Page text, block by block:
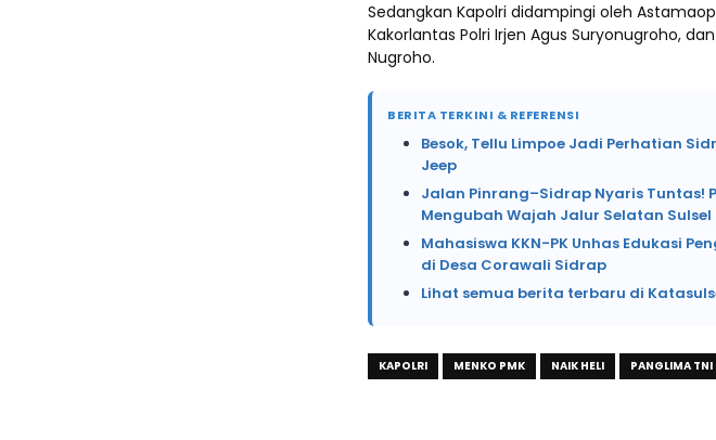
Sedangkan Kapolri didampingi oleh
Kakorlantas Polri Irjen Agus Suryonugroho,
Nugroho.
BERITA TERKINI & REFERENSI
Besok, Tellu Limpoe Jadi Perhatian
Jeep
Jalan Pinrang–Sidrap Nyaris Tuntas!
Mengubah Wajah Jalur Selatan Sulsel
Mahasiswa KKN-PK Unhas Edukasi
di Desa Corawali Sidrap
Lihat semua berita terbaru di
KAPOLRI MENKO PMK NAIK HELI PANGLIMA TNI